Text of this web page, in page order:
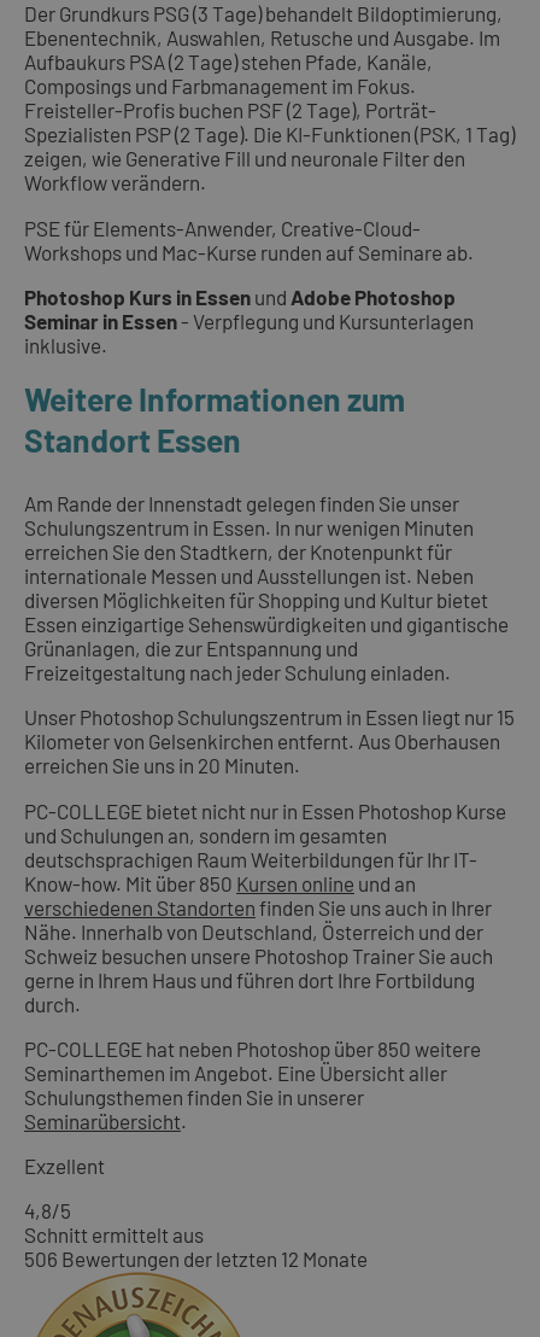
Der Grundkurs PSG (3 Tage) behandelt Bildoptimierung,
Ebenentechnik, Auswahlen, Retusche und Ausgabe. Im
Aufbaukurs PSA (2 Tage) stehen Pfade, Kanäle,
Composings und Farbmanagement im Fokus.
Freisteller-Profis buchen PSF (2 Tage), Porträt-
Spezialisten PSP (2 Tage). Die KI-Funktionen (PSK, 1 Tag)
zeigen, wie Generative Fill und neuronale Filter den
Workflow verändern.
PSE für Elements-Anwender, Creative-Cloud-
Workshops und Mac-Kurse runden auf Seminare ab.
Photoshop Kurs in Essen und Adobe Photoshop
Seminar in Essen- Verpflegung und Kursunterlagen
inklusive.
Weitere Informationen zum
Standort Essen
Am Rande der Innenstadt gelegen finden Sie unser
Schulungszentrum in Essen. In nur wenigen Minuten
erreichen Sie den Stadtkern, der Knotenpunkt für
internationale Messen und Ausstellungen ist. Neben
diversen Möglichkeiten für Shopping und Kultur bietet
Essen einzigartige Sehenswürdigkeiten und gigantische
Grünanlagen, die zur Entspannung und
Freizeitgestaltung nach jeder Schulung einladen.
Unser Photoshop Schulungszentrum in Essen liegt nur 15
Kilometer von Gelsenkirchen entfernt. Aus Oberhausen
erreichen Sie uns in 20 Minuten.
PC-COLLEGE bietet nicht nur in Essen Photoshop Kurse
und Schulungen an, sondern im gesamten
deutschsprachigen Raum Weiterbildungen für Ihr IT-
Know-how. Mit über 850 Kursen online und an
verschiedenen Standorten finden Sie uns auch in Ihrer
Nähe. Innerhalb von Deutschland, Österreich und der
Schweiz besuchen unsere Photoshop Trainer Sie auch
gerne in Ihrem Haus und führen dort Ihre Fortbildung
durch.
PC-COLLEGE hat neben Photoshop über 850 weitere
Seminarthemen im Angebot. Eine Übersicht aller
Schulungsthemen finden Sie in unserer
Seminarübersicht.
Exzellent
4,8/5
Schnitt ermittelt aus
506 Bewertungen der letzten 12 Monate